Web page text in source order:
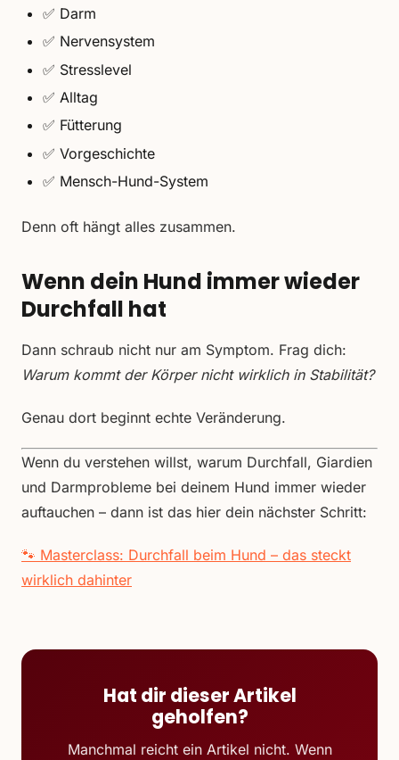
✅ Darm
✅ Nervensystem
✅ Stresslevel
✅ Alltag
✅ Fütterung
✅ Vorgeschichte
✅ Mensch-Hund-System
Denn oft hängt alles zusammen.
Wenn dein Hund immer wieder
Durchfall hat
Dann schraub nicht nur am Symptom. Frag dich:
Warum kommt der Körper nicht wirklich in Stabilität?
Genau dort beginnt echte Veränderung.
Wenn du verstehen willst, warum Durchfall, Giardien
und Darmprobleme bei deinem Hund immer wieder
auftauchen – dann ist das hier dein nächster Schritt:
🐾 Masterclass: Durchfall beim Hund – das steckt
wirklich dahinter
Hat dir dieser Artikel
geholfen?
Manchmal reicht ein Artikel nicht. Wenn